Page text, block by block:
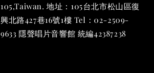
105,Taiwan. 地址：105台北市松山區復
興北路427巷16號1樓 Tel：02-2509-
9633 隱聲唱片音響館 統編42387238